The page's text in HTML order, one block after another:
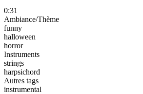
0:31
Ambiance/Thème
funny
halloween
horror
Instruments
strings
harpsichord
Autres tags
instrumental